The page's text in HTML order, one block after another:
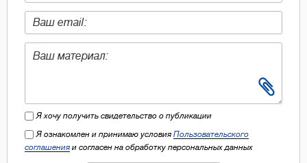
Я хочу получить свидетельство о публикации
Я ознакомлен и принимаю условия Пользовательского
соглашения и согласен на обработку персональных данных